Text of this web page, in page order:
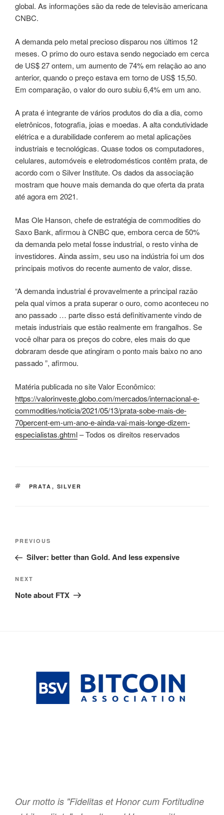
global. As informações são da rede de televisão americana
CNBC.
A demanda pelo metal precioso disparou nos últimos 12
meses. O primo do ouro estava sendo negociado em cerca
de US$ 27 ontem, um aumento de 74% em relação ao ano
anterior, quando o preço estava em torno de US$ 15,50.
Em comparação, o valor do ouro subiu 6,4% em um ano.
A prata é integrante de vários produtos do dia a dia, como
eletrônicos, fotografia, joias e moedas. A alta condutividade
elétrica e a durabilidade conferem ao metal aplicações
industriais e tecnológicas. Quase todos os computadores,
celulares, automóveis e eletrodomésticos contêm prata, de
acordo com o Silver Institute. Os dados da associação
mostram que houve mais demanda do que oferta da prata
até agora em 2021.
Mas Ole Hanson, chefe de estratégia de commodities do
Saxo Bank, afirmou à CNBC que, embora cerca de 50%
da demanda pelo metal fosse industrial, o resto vinha de
investidores. Ainda assim, seu uso na indústria foi um dos
principais motivos do recente aumento de valor, disse.
“A demanda industrial é provavelmente a principal razão
pela qual vimos a prata superar o ouro, como aconteceu no
ano passado … parte disso está definitivamente vindo de
metais industriais que estão realmente em frangalhos. Se
você olhar para os preços do cobre, eles mais do que
dobraram desde que atingiram o ponto mais baixo no ano
passado ”, afirmou.
Matéria publicada no site Valor Econômico:
https://valorinveste.globo.com/mercados/internacional-e-
commodities/noticia/2021/05/13/prata-sobe-mais-de-
70percent-em-um-ano-e-ainda-vai-mais-longe-dizem-
especialistas.ghtml– Todos os direitos reservados
TAGS
PRATA , SILVER
Post
Previous
Post
PREVIOUS
Silver: better than Gold. And less expensive
Next
Post
NEXT
Note about FTX
Our motto is "Fidelitas et Honor cum Fortitudine